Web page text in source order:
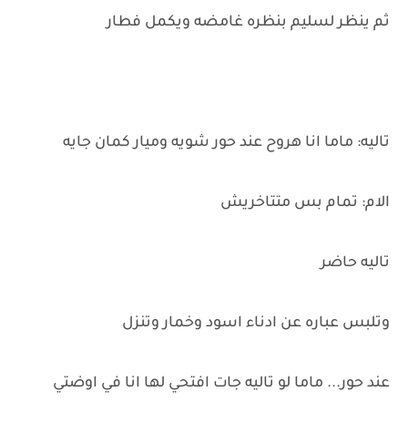
ثم ينظر لسليم بنظره غامضه ويكمل فطار
تاليه: ماما انا هروح عند حور شويه وميار كمان جايه
الام: تمام بس متتاخريش
تاليه حاضر
وتلبس عباره عن ادناء اسود وخمار وتنزل
عند حور... ماما لو تاليه جات افتحي لها انا في اوضتي